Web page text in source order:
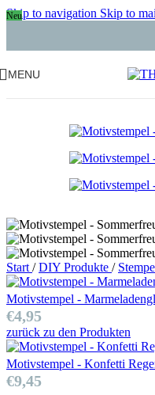
Skip to navigation Skip to
MENU
Neu
Start / DIY Produkte /
Motivstempel -
€4,95
zurück zu den Produkten
Motivstempel - Konfetti
€9,45